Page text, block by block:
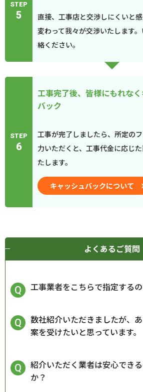
STEP
5
直接、工事店と交渉しにくいと
変わって我々が交渉いたします
絡ください。
STEP
6
工事完了後、皆様にもれな
バック
工事が完了しましたら、所定の
力いただくと、工事代金に応じ
たします。
キャッシュバックについて
よくあるご質問
工事業者をこちらで指定する
数社紹介いただきましたが、
案を受けたいと思っています。
紹介いただく業者は安心でき
か？